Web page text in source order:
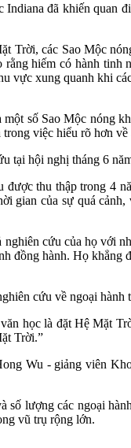
đã khiến quan
Trời, các Sao Mộc
hiếm có hành tinh
vực xung quanh khi
số Sao Mộc nóng
việc hiểu rõ hơn
tại hội nghị tháng 6
được thu thập trong 4
gian của sự quá
cứu của họ với
đồng hành. Họ khẳng
cứu về ngoại
học là đặt Hệ Mặt
Trời.”
Wu - giảng viên
số lượng các ngoại
vũ trụ rộng lớn.